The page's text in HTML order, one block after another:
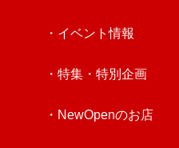
・イベント情報
・特集・特別企画
・NewOpenのお店